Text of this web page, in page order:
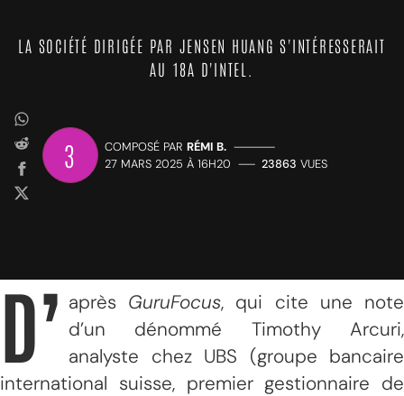
LA SOCIÉTÉ DIRIGÉE PAR JENSEN HUANG S'INTÉRESSERAIT
AU 18A D'INTEL.
3 COMPOSÉ PAR RÉMI B. —————
27 MARS 2025 À 16H20 —— 23863 VUES
D’ après GuruFocus, qui cite une note
d’un dénommé Timothy Arcuri,
analyste chez UBS (groupe bancaire
international suisse, premier gestionnaire de